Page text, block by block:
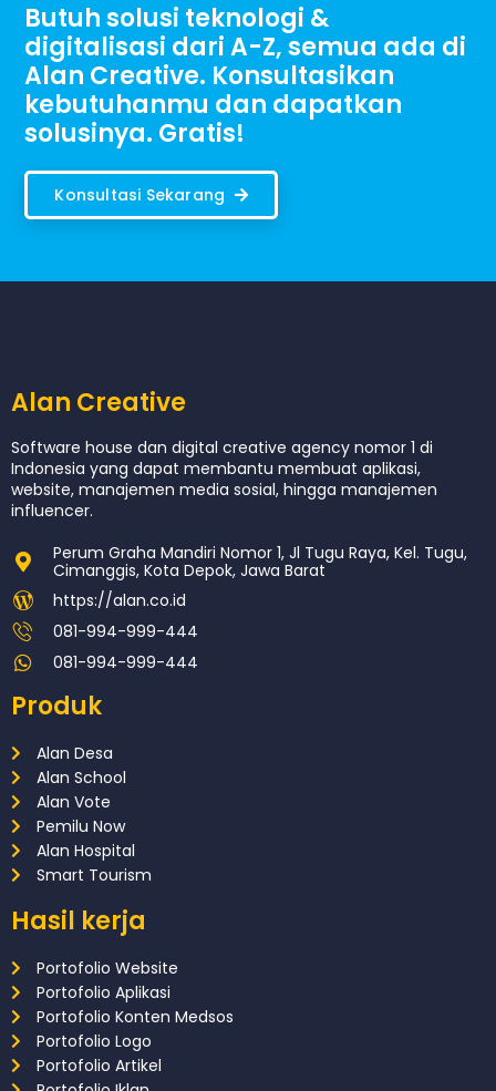
Butuh solusi teknologi &
digitalisasi dari A-Z, semua ada di
Alan Creative. Konsultasikan
kebutuhanmu dan dapatkan
solusinya. Gratis!
Konsultasi Sekarang
Alan Creative
Software house dan digital creative agency nomor 1 di
Indonesia yang dapat membantu membuat aplikasi,
website, manajemen media sosial, hingga manajemen
influencer.
Perum Graha Mandiri Nomor 1, Jl Tugu Raya, Kel. Tugu,
Cimanggis, Kota Depok, Jawa Barat
https://alan.co.id
081-994-999-444
081-994-999-444
Produk
Alan Desa
Alan School
Alan Vote
Pemilu Now
Alan Hospital
Smart Tourism
Hasil kerja
Portofolio Website
Portofolio Aplikasi
Portofolio Konten Medsos
Portofolio Logo
Portofolio Artikel